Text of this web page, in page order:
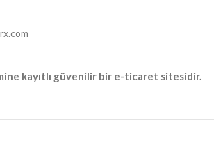
kayıtlı güvenilir bir e-ticaret sitesidir.